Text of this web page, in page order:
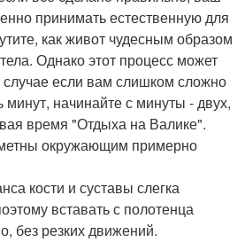
принимать естественную для
как живот чудесным образом
Однако этот процесс может
если вам слишком сложно
минут, начинайте с минуты - двух,
время "Отдыха на Валике".
окружающим примерно
кости и суставы слегка
вставать с полотенца
без резких движений.